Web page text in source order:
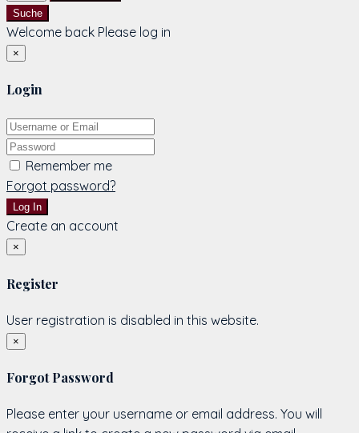
Suche
Welcome back Please log in
×
Login
Remember me
Forgot password?
Log In
Create an account
×
Register
User registration is disabled in this website.
×
Forgot Password
Please enter your username or email address. You will